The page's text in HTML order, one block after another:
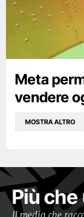
Meta
vendere
MOSTRA ALTRO
Più